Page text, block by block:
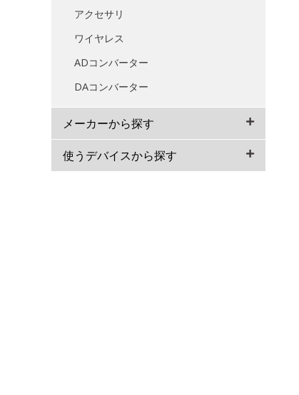
アクセサリ
ワイヤレス
ADコンバーター
DAコンバーター
メーカーから探す
使うデバイスから探す